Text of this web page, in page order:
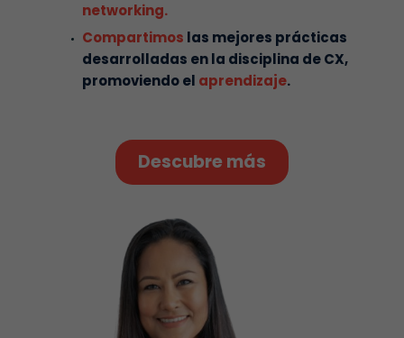
networking.
Compartimos las mejores prácticas
desarrolladas en la disciplina de CX,
promoviendo el aprendizaje.
Descubre más